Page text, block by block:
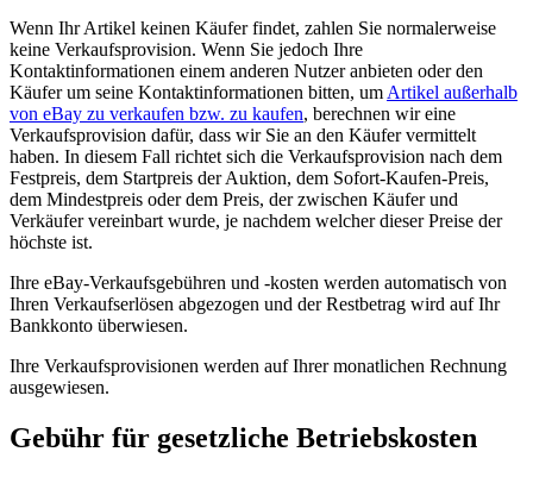
Wenn Ihr Artikel keinen Käufer findet, zahlen Sie normalerweise
keine Verkaufsprovision. Wenn Sie jedoch Ihre
Kontaktinformationen einem anderen Nutzer anbieten oder den
Käufer um seine Kontaktinformationen bitten, um Artikel außerhalb
von eBay zu verkaufen bzw. zu kaufen, berechnen wir eine
Verkaufsprovision dafür, dass wir Sie an den Käufer vermittelt
haben. In diesem Fall richtet sich die Verkaufsprovision nach dem
Festpreis, dem Startpreis der Auktion, dem Sofort-Kaufen-Preis,
dem Mindestpreis oder dem Preis, der zwischen Käufer und
Verkäufer vereinbart wurde, je nachdem welcher dieser Preise der
höchste ist.
Ihre eBay-Verkaufsgebühren und -kosten werden automatisch von
Ihren Verkaufserlösen abgezogen und der Restbetrag wird auf Ihr
Bankkonto überwiesen.
Ihre Verkaufsprovisionen werden auf Ihrer monatlichen Rechnung
ausgewiesen.
Gebühr für gesetzliche Betriebskosten